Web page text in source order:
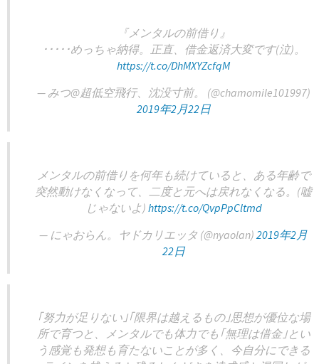
『メンタルの前借り』
･････めっちゃ納得。正直、借金返済大変です(泣)。
https://t.co/DhMXYZcfqM
— みつ@超低空飛行、沈没寸前。 (@chamomile101997)
2019年2月22日
メンタルの前借りを何年も続けていると、ある年齢で
突然動けなくなって、二度と元へは戻れなくなる。(嘘
じゃないよ) https://t.co/QvpPpCltmd
— にゃおらん。ヤドカリエッタ (@nyaolan) 2019年2月
22日
｢努力が足りない｣｢限界は越えるもの｣思想が優位な場
所で育つと、メンタルでも体力でも｢無理は借金｣とい
う感覚も発想も育たないことが多く、今自分にできる